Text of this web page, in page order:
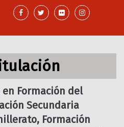
Formación del
Secundaria
Formación